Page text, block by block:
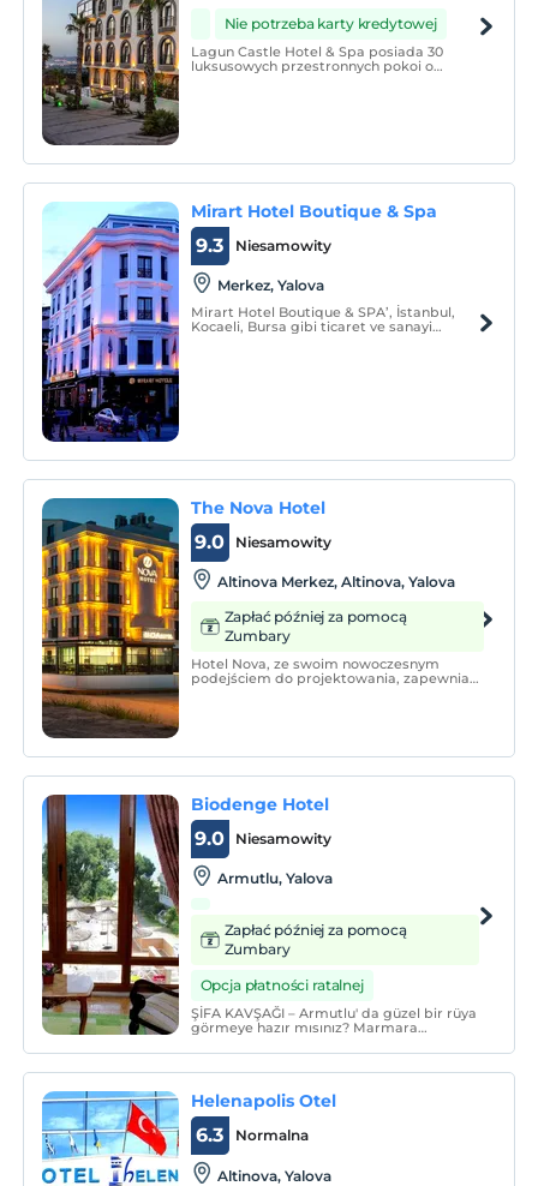
Nie potrzeba karty kredytowej
Lagun Castle Hotel & Spa posiada 30
luksusowych przestronnych pokoi o
Mirart Hotel Boutique & Spa
Niesamowity
9.3
Merkez, Yalova
Mirart Hotel Boutique & SPA’, İstanbul,
Kocaeli, Bursa gibi ticaret ve sanayi
The Nova Hotel
Niesamowity
9.0
Altinova Merkez, Altinova, Yalova
Zapłać później za pomocą
Zumbary
Hotel Nova, ze swoim nowoczesnym
podejściem do projektowania, zapewnia
Biodenge Hotel
Niesamowity
9.0
Armutlu, Yalova
Zapłać później za pomocą
Zumbary
Opcja płatności ratalnej
ŞİFA KAVŞAĞI – Armutlu' da güzel bir rüya
görmeye hazır mısınız? Marmara
sahilinde bulunan; deniz, doğa ve kaplıca
turizminin birleştiği Türkiye'nin ilk sağlıklı
hoş geldiniz.
Helenapolis Otel
Normalna
6.3
Altinova, Yalova